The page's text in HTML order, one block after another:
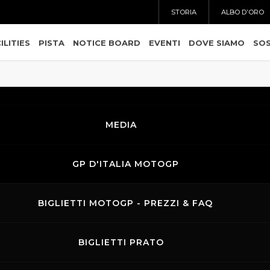
STORIA ALBO D’ORO
PISTA NOTICE BOARD EVENTI DOVE SIAMO
MEDIA
GP D'ITALIA MOTOGP
BIGLIETTI MOTOGP - PREZZI & FAQ
BIGLIETTI PRATO
A PAOLO POLI, AD E